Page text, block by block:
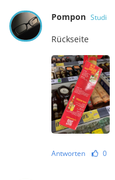
Pompon Studi
Rückseite
Antworten 0